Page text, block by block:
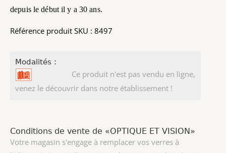
depuis le début il y a 30 ans.
Référence produit SKU : 8497
Modalités :
Ce produit n'est pas vendu en ligne,
venez le découvrir dans notre établissement !
Conditions de vente de «OPTIQUE ET VISION»
Votre magasin s'engage à remplacer vos verres à